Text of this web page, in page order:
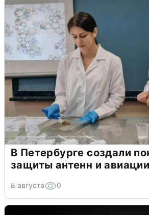
В Петербурге создали
защиты антенн и авиации
8 августа 0